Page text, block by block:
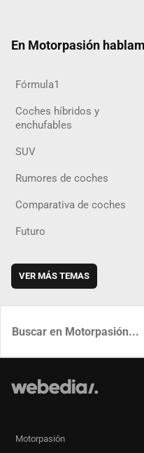
En Motorpasión
Fórmula1
Coches híbridos y
enchufables
SUV
Rumores de coches
Comparativa de coches
Futuro
VER MÁS TEMAS
Motorpasión